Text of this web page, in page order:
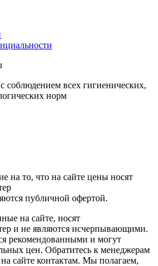
соблюдением всех гигиенических,
норм
на то, что на сайте цены носят
публичной офертой.
на сайте, носят
и не являются исчерпывающими.
рекомендованными и могут
цен. Обратитесь к менеджерам
сайте контактам. Мы полагаем,